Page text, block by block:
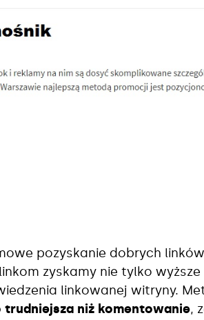
pozyskanie dobrych
zyskamy nie tylko
linkowanej witryny.
trudniejsza niż komentowanie,